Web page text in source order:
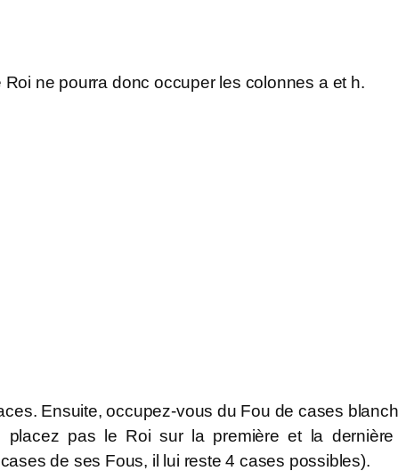
ne pourra donc occuper les colonnes a et h.
Ensuite, occupez-vous du Fou de cases
pas le Roi sur la première et la
de ses Fous, il lui reste 4 cases possibles).